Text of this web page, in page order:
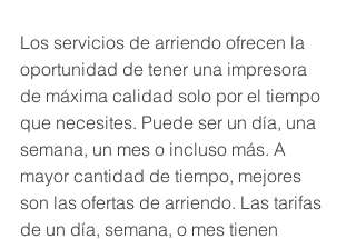
Los servicios de arriendo ofrecen la
oportunidad de tener una impresora
de máxima calidad solo por el tiempo
que necesites. Puede ser un día, una
semana, un mes o incluso más. A
mayor cantidad de tiempo, mejores
son las ofertas de arriendo. Las tarifas
de un día, semana, o mes tienen